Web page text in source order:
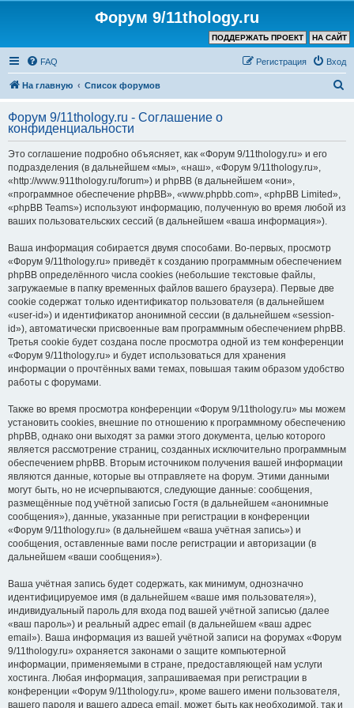
Форум 9/11thology.ru
НА САЙТ
ПОДДЕРЖАТЬ ПРОЕКТ
FAQ Вход
Регистрация
На главную Список форумов
с
Форум 9/11thology.ru - Соглашение о
конфиденциальности
Это соглашение подробно объясняет, как «Форум 9/11thology.ru» и его
подразделения (в дальнейшем «мы», «наш», «Форум 9/11thology.ru»,
«http://www.911thology.ru/forum») и phpBB (в дальнейшем «они»,
«программное обеспечение phpBB», «www.phpbb.com», «phpBB Limited»,
«phpBB Teams») используют информацию, полученную во время любой из
ваших пользовательских сессий (в дальнейшем «ваша информация»).
Ваша информация собирается двумя способами. Во-первых, просмотр
«Форум 9/11thology.ru» приведёт к созданию программным обеспечением
phpBB определённого числа cookies (небольшие текстовые файлы,
загружаемые в папку временных файлов вашего браузера). Первые две
cookie содержат только идентификатор пользователя (в дальнейшем
«user-id») и идентификатор анонимной сессии (в дальнейшем «session-
id»), автоматически присвоенные вам программным обеспечением phpBB.
Третья cookie будет создана после просмотра одной из тем конференции
«Форум 9/11thology.ru» и будет использоваться для хранения
информации о прочтённых вами темах, повышая таким образом удобство
работы с форумами.
Также во время просмотра конференции «Форум 9/11thology.ru» мы можем
установить cookies, внешние по отношению к программному обеспечению
phpBB, однако они выходят за рамки этого документа, целью которого
является рассмотрение страниц, созданных исключительно программным
обеспечением phpBB. Вторым источником получения вашей информации
являются данные, которые вы отправляете на форум. Этими данными
могут быть, но не исчерпываются, следующие данные: сообщения,
размещённые под учётной записью Гостя (в дальнейшем «анонимные
сообщения»), данные, указанные при регистрации в конференции
«Форум 9/11thology.ru» (в дальнейшем «ваша учётная запись») и
сообщения, оставленные вами после регистрации и авторизации (в
дальнейшем «ваши сообщения»).
Ваша учётная запись будет содержать, как минимум, однозначно
идентифицируемое имя (в дальнейшем «ваше имя пользователя»),
индивидуальный пароль для входа под вашей учётной записью (далее
«ваш пароль») и реальный адрес email (в дальнейшем «ваш адрес
email»). Ваша информация из вашей учётной записи на форумах «Форум
9/11thology.ru» охраняется законами о защите компьютерной
информации, применяемыми в стране, предоставляющей нам услуги
хостинга. Любая информация, запрашиваемая при регистрации в
конференции «Форум 9/11thology.ru», кроме вашего имени пользователя,
вашего пароля и вашего адреса email, может быть как необходимой, так и